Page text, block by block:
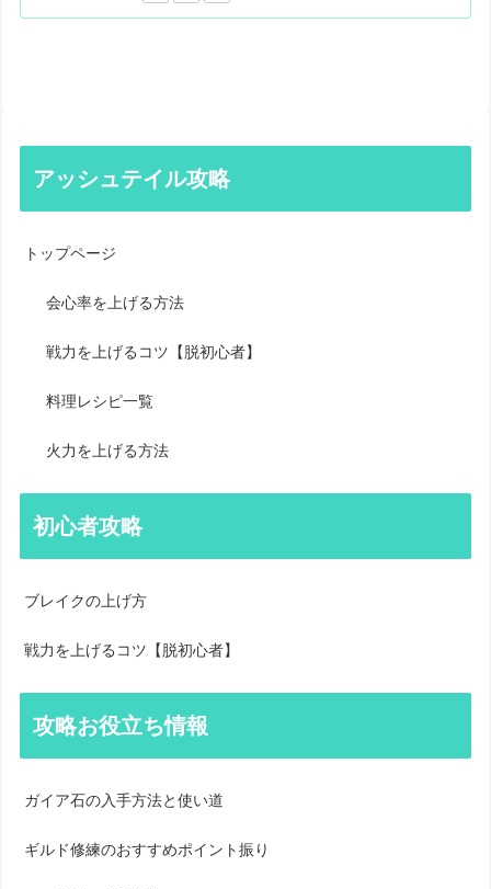
アッシュテイル攻略
トップページ
会心率を上げる方法
戦力を上げるコツ【脱初心者】
料理レシピ一覧
火力を上げる方法
初心者攻略
ブレイクの上げ方
戦力を上げるコツ【脱初心者】
攻略お役立ち情報
ガイア石の入手方法と使い道
ギルド修練のおすすめポイント振り